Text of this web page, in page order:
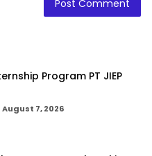
Program PT JIEP
August 7, 2026